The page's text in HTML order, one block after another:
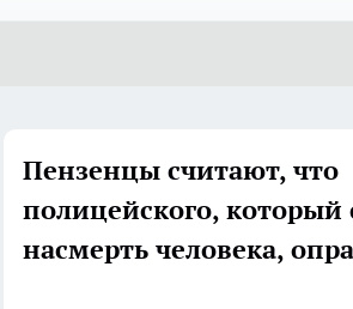
Пензенцы считают, что
полицейского, который
насмерть человека,